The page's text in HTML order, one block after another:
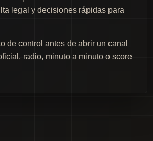
legal y decisiones rápidas para
de control antes de abrir un canal
radio, minuto a minuto o score